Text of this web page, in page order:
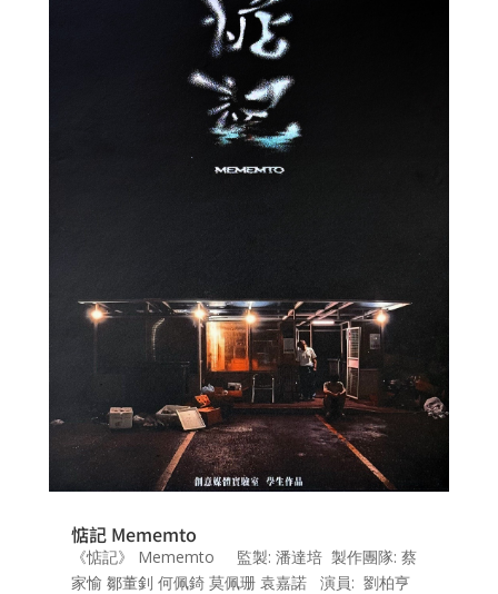
惦記 Mememto
《惦記》 Mememto 監製: 潘達培 製作團隊: 蔡
家愉 鄒董釗 何佩錡 莫佩珊 袁嘉諾 演員: 劉柏亨